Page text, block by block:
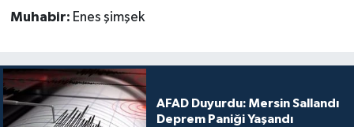
Muhabir: Enes şimşek
AFAD Duyurdu: Mersin Sallandı
Deprem Paniği Yaşandı